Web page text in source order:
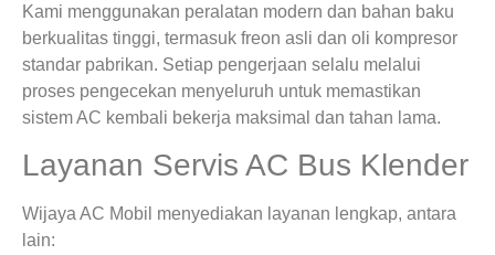
Kami menggunakan peralatan modern dan bahan baku
berkualitas tinggi, termasuk freon asli dan oli kompresor
standar pabrikan. Setiap pengerjaan selalu melalui
proses pengecekan menyeluruh untuk memastikan
sistem AC kembali bekerja maksimal dan tahan lama.
Layanan Servis AC Bus Klender
Wijaya AC Mobil menyediakan layanan lengkap, antara
lain: